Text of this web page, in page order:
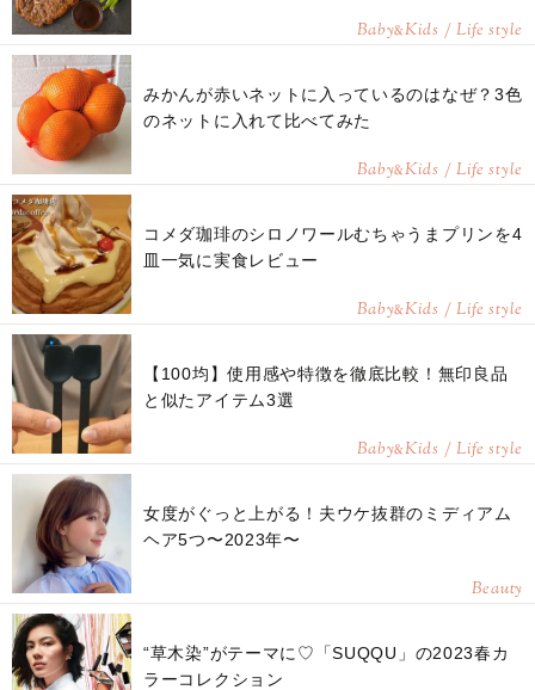
Baby&Kids / Life style
みかんが赤いネットに入っているのはなぜ？3色
のネットに入れて比べてみた
Baby&Kids / Life style
コメダ珈琲のシロノワールむちゃうまプリンを4
皿一気に実食レビュー
Baby&Kids / Life style
【100均】使用感や特徴を徹底比較！無印良品
と似たアイテム3選
Baby&Kids / Life style
女度がぐっと上がる！夫ウケ抜群のミディアム
ヘア5つ〜2023年〜
Beauty
“草木染”がテーマに♡「SUQQU」の2023春カ
ラーコレクション